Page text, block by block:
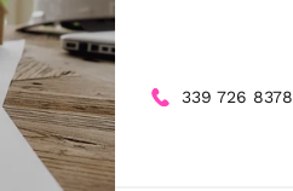
339 726 8378